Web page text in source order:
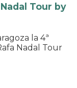
Tour by
la 4ª
Nadal Tour